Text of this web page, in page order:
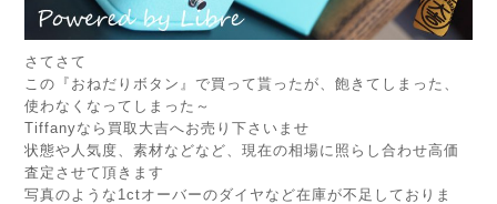
さてさて
この『おねだりボタン』で買って貰ったが、飽きてしまった、
使わなくなってしまった～
Tiffanyなら買取大吉へお売り下さいませ
状態や人気度、素材などなど、現在の相場に照らし合わせ高価
査定させて頂きます
写真のような1ctオーバーのダイヤなど在庫が不足しておりま